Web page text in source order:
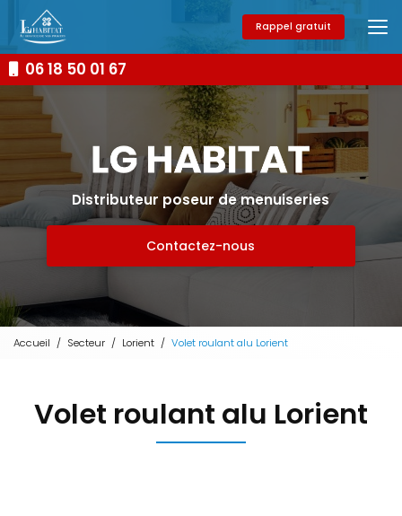
contenu
principal06 18 50 01 67
Rappel gratuit
Distributeur poseur de menuiseries
Contactez-nous
Accueil Secteur Lorient Volet roulant alu Lorient
Volet roulant alu Lorient